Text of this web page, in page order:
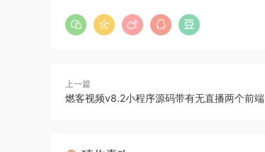
上一篇
燃客视频v8.2小程序源码带有无直播两个前端